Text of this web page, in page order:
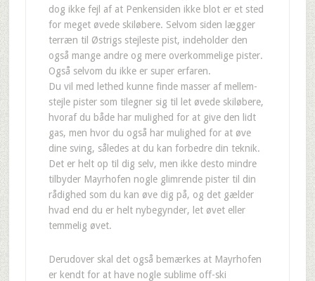
dog ikke fejl af at Penkensiden ikke blot er et sted
for meget øvede skiløbere. Selvom siden lægger
terræn til Østrigs stejleste pist, indeholder den
også mange andre og mere overkommelige pister.
Også selvom du ikke er super erfaren.
Du vil med lethed kunne finde masser af mellem-
stejle pister som tilegner sig til let øvede skiløbere,
hvoraf du både har mulighed for at give den lidt
gas, men hvor du også har mulighed for at øve
dine sving, således at du kan forbedre din teknik.
Det er helt op til dig selv, men ikke desto mindre
tilbyder Mayrhofen nogle glimrende pister til din
rådighed som du kan øve dig på, og det gælder
hvad end du er helt nybegynder, let øvet eller
temmelig øvet.
Derudover skal det også bemærkes at Mayrhofen
er kendt for at have nogle sublime off-ski